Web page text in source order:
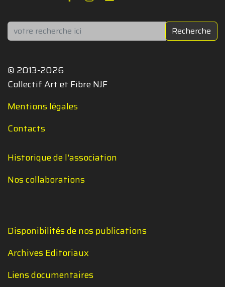
Rechercher Recherche
© 2013-2026
Collectif Art et Fibre NJF
Mentions légales
Contacts
Historique de l'association
Nos collaborations
Disponibilités de nos publications
Archives Editoriaux
Liens documentaires